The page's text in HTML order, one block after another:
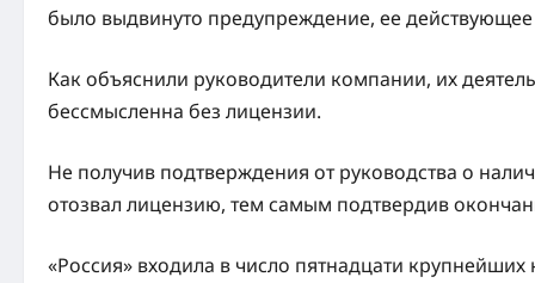
было выдвинуто предупреждение, ее действующее
Как объяснили руководители компании, их
бессмысленна без лицензии.
Не получив подтверждения от руководства о
отозвал лицензию, тем самым подтвердив
«Россия» входила в число пятнадцати